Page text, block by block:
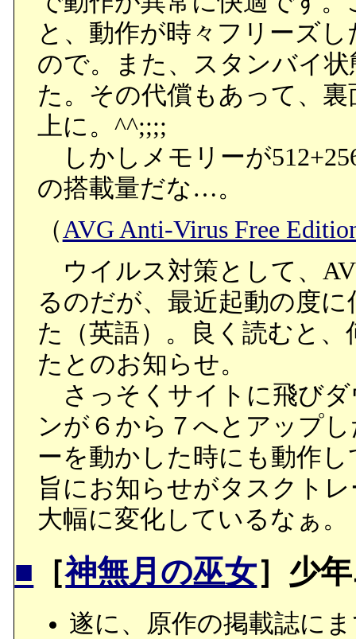
と、動作が時々フリーズ
ので。また、スタンバイ
た。その代償もあって、
上に。^^;;;;
しかしメモリーが
の搭載量だな…。
（ AVG Anti-Virus Free
ウイルス対策として、
るのだが、最近起動の度
た（英語）。良く読むと
たとのお知らせ。
さっそくサイトに飛びダ
ンが６から７へとアップ
ーを動かした時にも動作
旨にお知らせがタスクト
大幅に変化しているなぁ。
■ ［神無月の巫女］少
遂に、原作の掲載誌に